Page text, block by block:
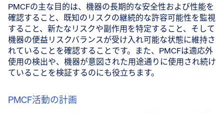
PMCFの主な目的は、機器の長期的な安全性および性能を
確認すること、既知のリスクの継続的な許容可能性を監視
すること、新たなリスクや副作用を特定すること、そして
機器の便益リスクバランスが受け入れ可能な状態に維持さ
れていることを確認することです。また、PMCFは適応外
使用の検出や、機器が意図された用途通りに使用され続け
ていることを検証するのにも役立ちます。
PMCF活動の計画